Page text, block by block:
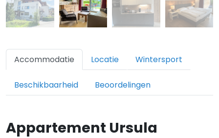
Accommodatie Locatie Wintersport
Beschikbaarheid Beoordelingen
Appartement Ursula